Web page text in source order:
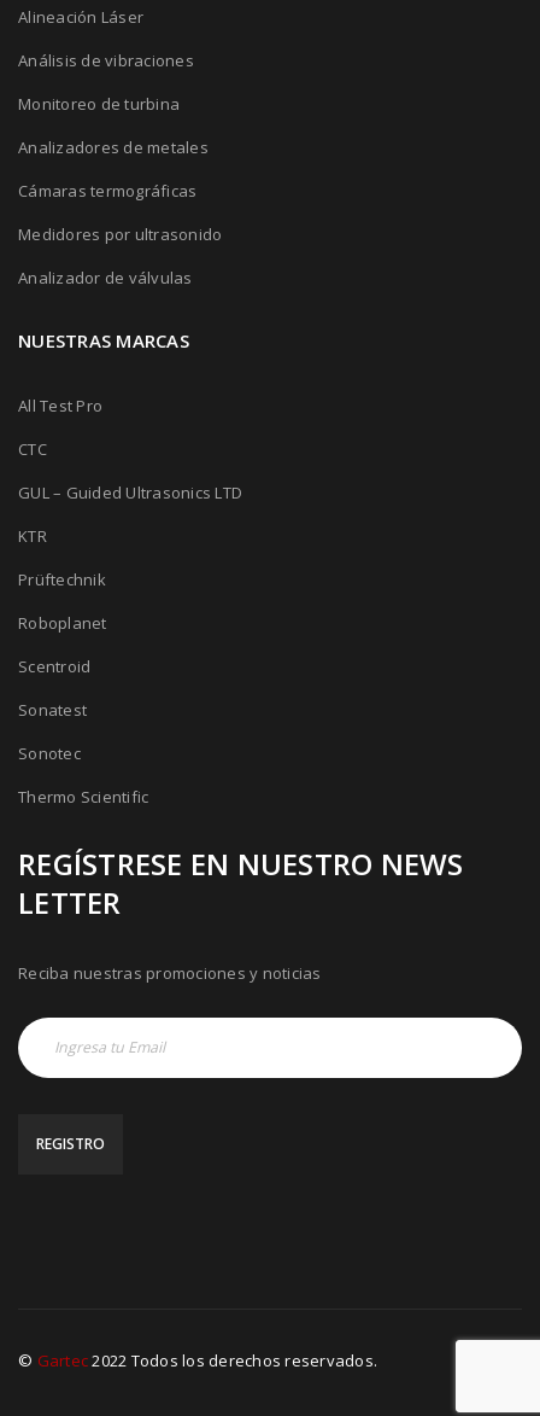
Alineación Láser
Análisis de vibraciones
Monitoreo de turbina
Analizadores de metales
Cámaras termográficas
Medidores por ultrasonido
Analizador de válvulas
NUESTRAS MARCAS
All Test Pro
CTC
GUL – Guided Ultrasonics LTD
KTR
Prüftechnik
Roboplanet
Scentroid
Sonatest
Sonotec
Thermo Scientific
REGÍSTRESE EN NUESTRO NEWS
LETTER
Reciba nuestras promociones y noticias
© Gartec2022 Todos los derechos reservados.